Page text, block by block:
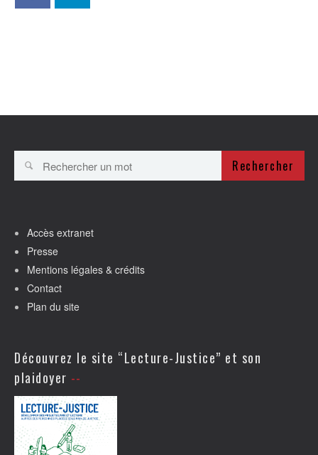
Rechercher
Accès extranet
Presse
Mentions légales & crédits
Contact
Plan du site
Découvrez le site “Lecture-Justice” et son
plaidoyer